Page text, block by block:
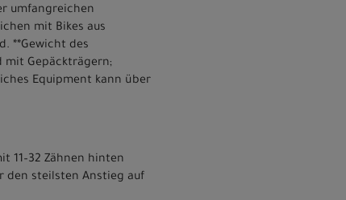
umfangreichen
mit Bikes aus
**Gewicht des
mit Gepäckträgern;
Equipment kann über
11–32 Zähnen hinten
den steilsten Anstieg auf